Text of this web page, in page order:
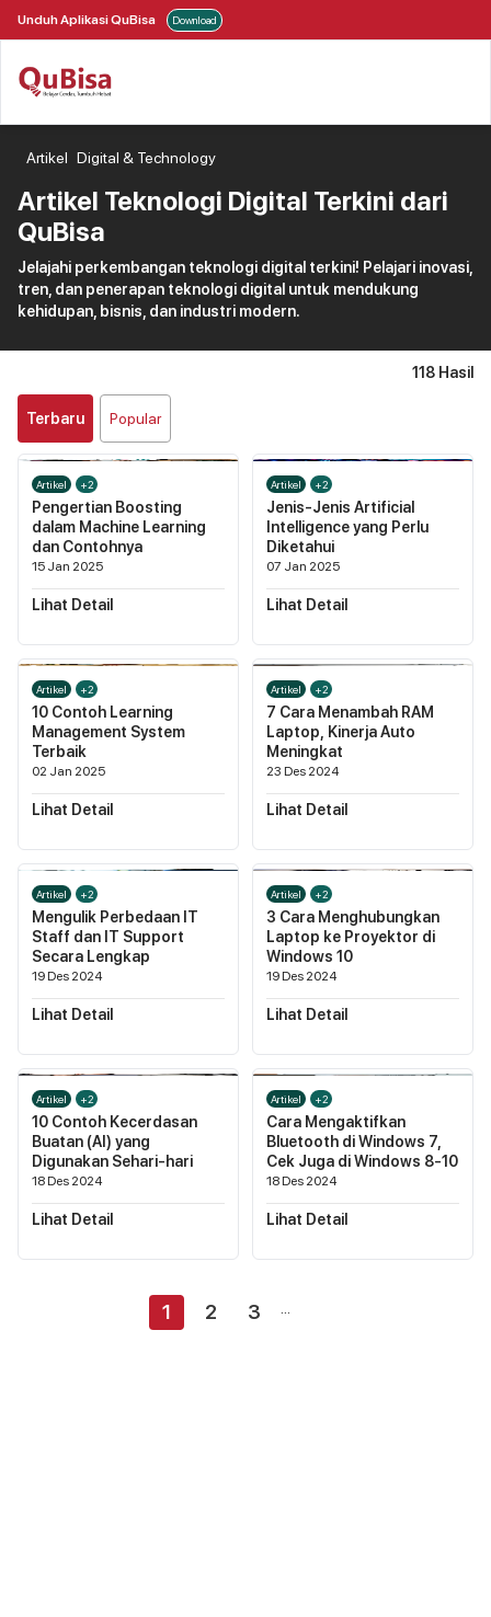
Unduh Aplikasi QuBisa Download
Artikel Digital & Technology
Artikel Teknologi Digital Terkini dari
QuBisa
Jelajahi perkembangan teknologi digital terkini! Pelajari inovasi,
tren, dan penerapan teknologi digital untuk mendukung
kehidupan, bisnis, dan industri modern.
118 Hasil
Terbaru Popular
Artikel +2
Pengertian Boosting
dalam Machine Learning
dan Contohnya
15 Jan 2025
Lihat Detail
Artikel +2
Jenis-Jenis Artificial
Intelligence yang Perlu
Diketahui
07 Jan 2025
Lihat Detail
Artikel +2
10 Contoh Learning
Management System
Terbaik
02 Jan 2025
Lihat Detail
Artikel +2
7 Cara Menambah RAM
Laptop, Kinerja Auto
Meningkat
23 Des 2024
Lihat Detail
Artikel +2
Mengulik Perbedaan IT
Staff dan IT Support
Secara Lengkap
19 Des 2024
Lihat Detail
Artikel +2
3 Cara Menghubungkan
Laptop ke Proyektor di
Windows 10
19 Des 2024
Lihat Detail
Artikel +2
10 Contoh Kecerdasan
Buatan (AI) yang
Digunakan Sehari-hari
18 Des 2024
Lihat Detail
Artikel +2
Cara Mengaktifkan
Bluetooth di Windows 7,
Cek Juga di Windows 8-10
18 Des 2024
Lihat Detail
1 2 3 ...